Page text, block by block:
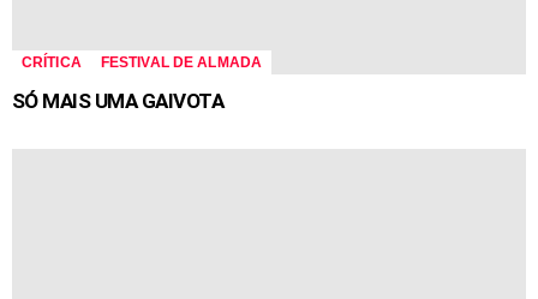
CRÍTICA FESTIVAL DE ALMADA
SÓ MAIS UMA GAIVOTA